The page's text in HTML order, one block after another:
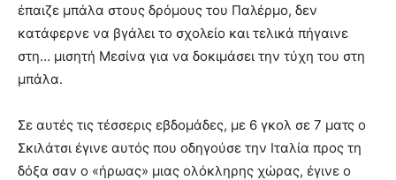
έπαιζε μπάλα στoυς δρόμους του Παλέρμο, δεν
κατάφερνε να βγάλει το σχολείο και τελικά πήγαινε
στη… μισητή Μεσίνα για να δοκιμάσει την τύχη του στη
μπάλα.
Σε αυτές τις τέσσερις εβδομάδες, με 6 γκολ σε 7 ματς ο
Σκιλάτσι έγινε αυτός που οδηγούσε την Ιταλία προς τη
δόξα σαν ο «ήρωας» μιας ολόκληρης χώρας, έγινε ο